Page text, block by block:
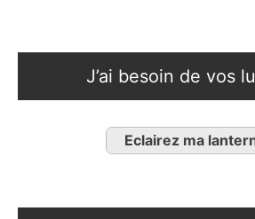
J’ai besoin de vos
Eclairez ma